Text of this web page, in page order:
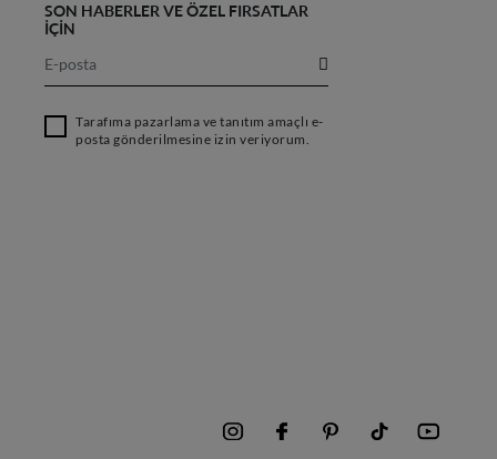
SON HABERLER VE ÖZEL FIRSATLAR
İÇİN
Tarafıma pazarlama ve tanıtım amaçlı e-
posta gönderilmesine izin veriyorum.